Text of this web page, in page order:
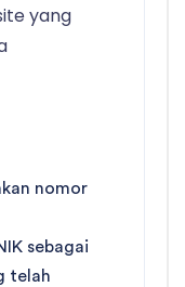
yang
nomor
sebagai
telah